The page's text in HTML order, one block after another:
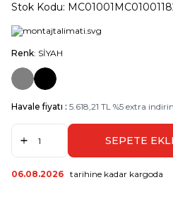
Stok Kodu:
Renk: SİYAH
Havale fiyatı : 5.618,21 TL %5 extra
SEPETE
06.08.2026 tarihine kadar kargoda